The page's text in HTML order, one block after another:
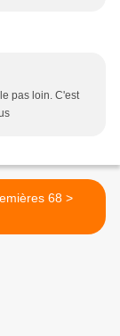
pas loin. C'est
Mes premières 68 >